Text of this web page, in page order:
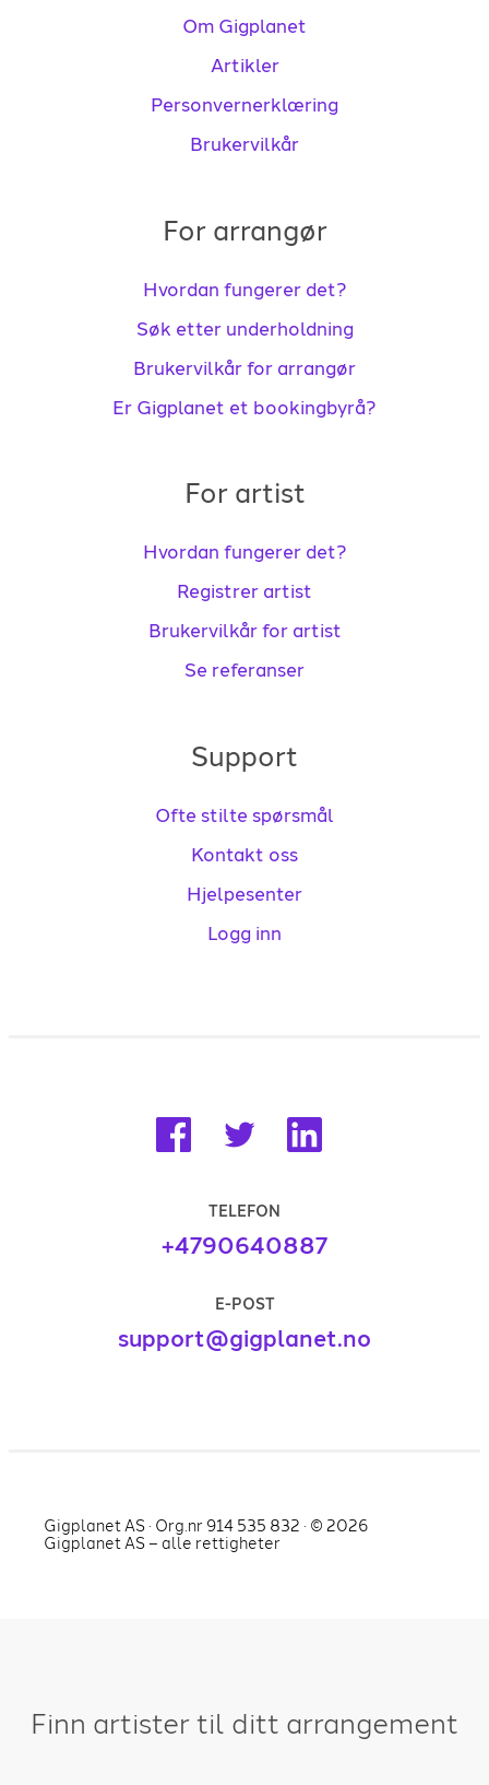
Om Gigplanet
Artikler
Personvernerklæring
Brukervilkår
For arrangør
Hvordan fungerer det?
Søk etter underholdning
Brukervilkår for arrangør
Er Gigplanet et bookingbyrå?
For artist
Hvordan fungerer det?
Registrer artist
Brukervilkår for artist
Se referanser
Support
Ofte stilte spørsmål
Kontakt oss
Hjelpesenter
Logg inn
TELEFON
+4790640887
E-POST
support@gigplanet.no
Gigplanet AS · Org.nr 914 535 832 · © 2026
Gigplanet AS – alle rettigheter
Finn artister til ditt arrangement